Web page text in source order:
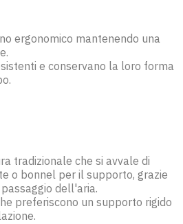
ergonomico mantenendo una
e conservano la loro forma
tradizionale che si avvale di
o bonnel per il supporto, grazie
dell'aria.
preferiscono un supporto rigido